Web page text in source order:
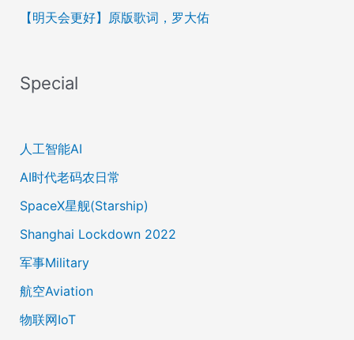
【明天会更好】原版歌词，罗大佑
Special
人工智能AI
AI时代老码农日常
SpaceX星舰(Starship)
Shanghai Lockdown 2022
军事Military
航空Aviation
物联网IoT